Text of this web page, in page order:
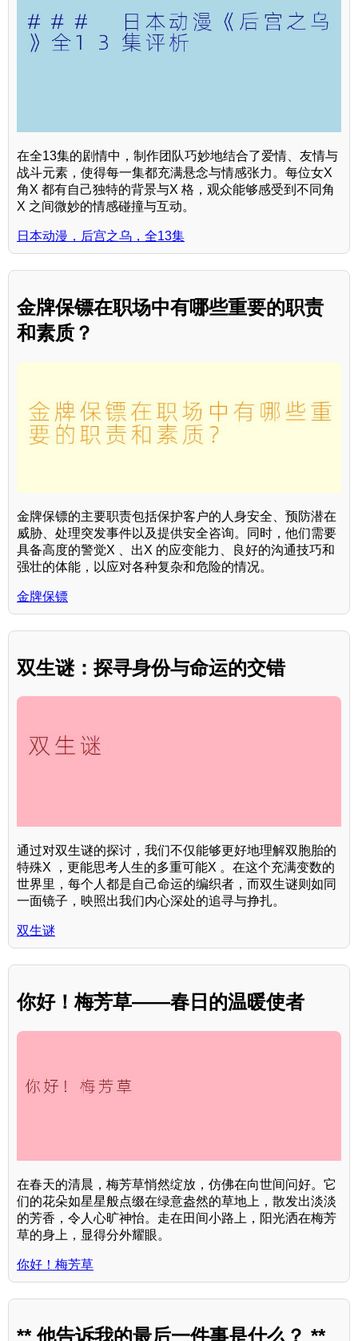
在全13集的剧情中，制作团队巧妙地结合了爱情、友情与
战斗元素，使得每一集都充满悬念与情感张力。每位女X
角X 都有自己独特的背景与X 格，观众能够感受到不同角
X 之间微妙的情感碰撞与互动。
日本动漫，后宫之乌，全13集
金牌保镖在职场中有哪些重要的职责
和素质？
金牌保镖的主要职责包括保护客户的人身安全、预防潜在
威胁、处理突发事件以及提供安全咨询。同时，他们需要
具备高度的警觉X 、出X 的应变能力、良好的沟通技巧和
强壮的体能，以应对各种复杂和危险的情况。
金牌保镖
双生谜：探寻身份与命运的交错
通过对双生谜的探讨，我们不仅能够更好地理解双胞胎的
特殊X ，更能思考人生的多重可能X 。在这个充满变数的
世界里，每个人都是自己命运的编织者，而双生谜则如同
一面镜子，映照出我们内心深处的追寻与挣扎。
双生谜
你好！梅芳草——春日的温暖使者
在春天的清晨，梅芳草悄然绽放，仿佛在向世间问好。它
们的花朵如星星般点缀在绿意盎然的草地上，散发出淡淡
的芳香，令人心旷神怡。走在田间小路上，阳光洒在梅芳
草的身上，显得分外耀眼。
你好！梅芳草
** 他告诉我的最后一件事是什么？ **